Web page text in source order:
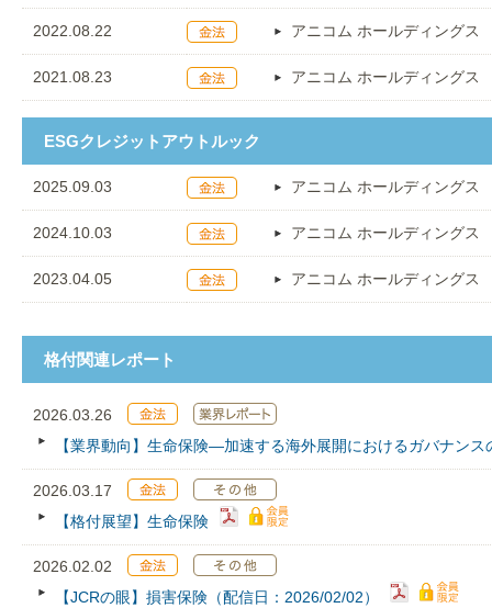
2022.08.22 アニコム ホールディングス
2021.08.23 アニコム ホールディングス
ESGクレジットアウトルック
2025.09.03 アニコム ホールディングス
2024.10.03 アニコム ホールディングス
2023.04.05 アニコム ホールディングス
格付関連レポート
2026.03.26
【業界動向】生命保険―加速する海外展開におけるガバナン
2026.03.17
【格付展望】生命保険
2026.02.02
【JCRの眼】損害保険（配信日：2026/02/02）